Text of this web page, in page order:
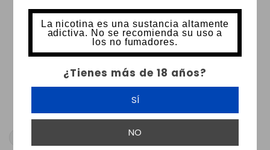
La nicotina es una sustancia altamente
adictiva. No se recomienda su uso a
los no fumadores.
¿Tienes más de 18 años?
SÍ
NO